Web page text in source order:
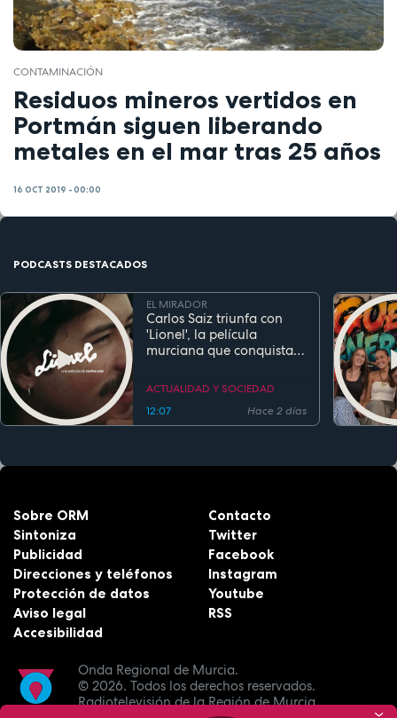
CONTAMINACIÓN
Residuos mineros vertidos en
Portmán siguen liberando
metales en el mar tras 25 años
16 OCT 2019 - 00:00
PODCASTS DESTACADOS
EL MIRADOR
Carlos Saiz triunfa con
'Lionel', la película
murciana que conquista
estreno
ACTUALIDAD Y SOCIEDAD
12:07
Hace 2 días
Onda Regional de Murcia.
© 2026. Todos los derechos reservados.
Radiotelevisión de la Región de Murcia.
Sobre ORM
Sintoniza
Publicidad
Direcciones y teléfonos
Protección de datos
Aviso legal
Accesibilidad
Contacto
Twitter
Facebook
Instagram
Youtube
RSS